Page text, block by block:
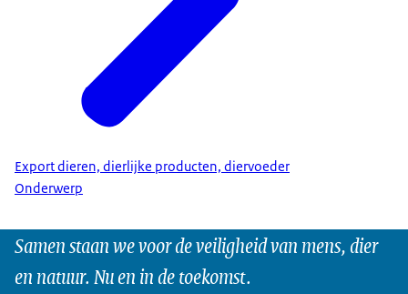
Export dieren, dierlijke producten, diervoeder
Onderwerp
Samen staan we voor de veiligheid van mens, dier
en natuur. Nu en in de toekomst.